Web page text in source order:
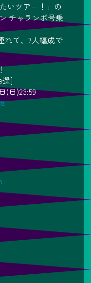
いツアー！」の
チャランポ号乗
れて、7人編成で
選]
(日)23:59